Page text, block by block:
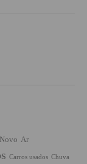
Ar
Carros usados Chuva